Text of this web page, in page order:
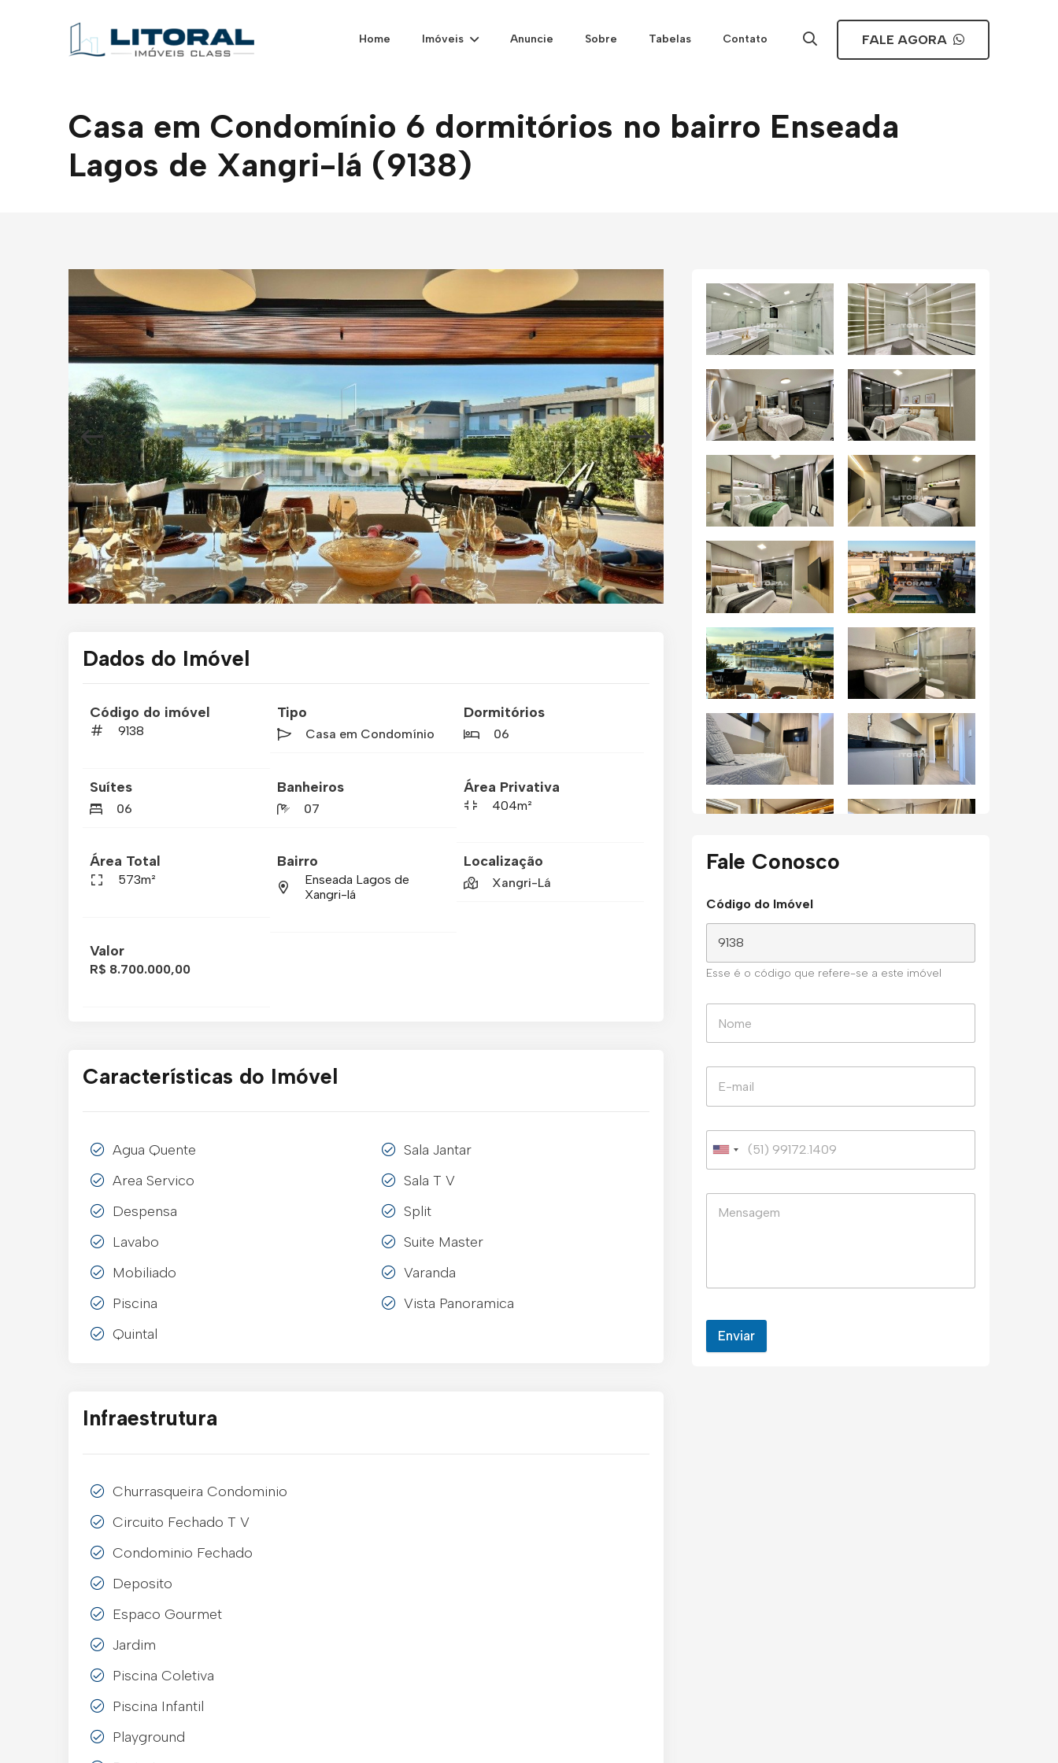
Home Imóveis Anuncie Sobre Tabelas Contato FALE AGORA
Casa em Condomínio 6 dormitórios no bairro Enseada
Lagos de Xangri-lá (9138)
Dados do Imóvel
Código do imóvel
9138
Tipo
Casa em Condomínio
Dormitórios
06
Suítes
06
Banheiros
07
Área Privativa
404m²
Área Total
573m²
Bairro
Enseada Lagos de
Xangri-lá
Localização
Xangri-Lá
Valor
R$ 8.700.000,00
Características do Imóvel
Agua Quente
Area Servico
Despensa
Lavabo
Mobiliado
Piscina
Quintal
Sala Jantar
Sala T V
Split
Suite Master
Varanda
Vista Panoramica
Infraestrutura
Churrasqueira Condominio
Circuito Fechado T V
Condominio Fechado
Deposito
Espaco Gourmet
Jardim
Piscina Coletiva
Piscina Infantil
Playground
Fale Conosco
Código do Imóvel
Esse é o código que refere-se a este imóvel
Enviar